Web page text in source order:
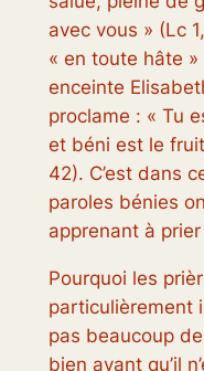
avec vous » (Lc
« en toute hâte
enceinte
proclame : « Tu
et béni est le
42). C’est dans
paroles bénies
apprenant à
Pourquoi les
particulièrement
pas beaucoup
bien avant qu’il